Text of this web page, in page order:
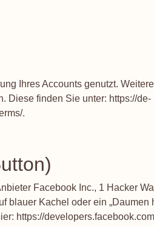
Ihres Accounts genutzt.
Diese finden Sie unter: https://de-
.
Facebook Inc., 1 Hacker
Kachel oder ein „Daumen
https://